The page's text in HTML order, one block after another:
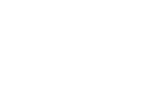
与强敌血战几近全军覆没。